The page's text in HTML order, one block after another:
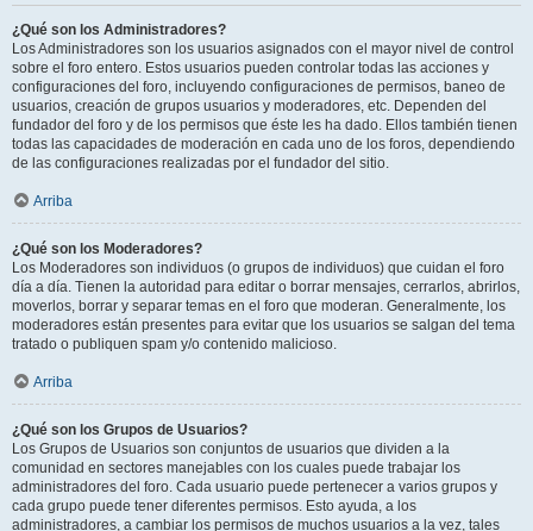
¿Qué son los Administradores?
Los Administradores son los usuarios asignados con el mayor nivel de control
sobre el foro entero. Estos usuarios pueden controlar todas las acciones y
configuraciones del foro, incluyendo configuraciones de permisos, baneo de
usuarios, creación de grupos usuarios y moderadores, etc. Dependen del
fundador del foro y de los permisos que éste les ha dado. Ellos también tienen
todas las capacidades de moderación en cada uno de los foros, dependiendo
de las configuraciones realizadas por el fundador del sitio.
Arriba
¿Qué son los Moderadores?
Los Moderadores son individuos (o grupos de individuos) que cuidan el foro
día a día. Tienen la autoridad para editar o borrar mensajes, cerrarlos, abrirlos,
moverlos, borrar y separar temas en el foro que moderan. Generalmente, los
moderadores están presentes para evitar que los usuarios se salgan del tema
tratado o publiquen spam y/o contenido malicioso.
Arriba
¿Qué son los Grupos de Usuarios?
Los Grupos de Usuarios son conjuntos de usuarios que dividen a la
comunidad en sectores manejables con los cuales puede trabajar los
administradores del foro. Cada usuario puede pertenecer a varios grupos y
cada grupo puede tener diferentes permisos. Esto ayuda, a los
administradores, a cambiar los permisos de muchos usuarios a la vez, tales